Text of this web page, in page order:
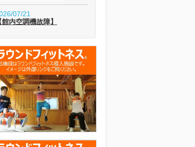
07/21
【館内空調機故障】